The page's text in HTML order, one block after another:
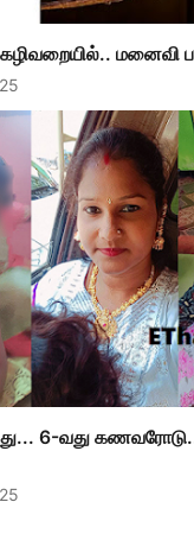
மனைவி
6-வது